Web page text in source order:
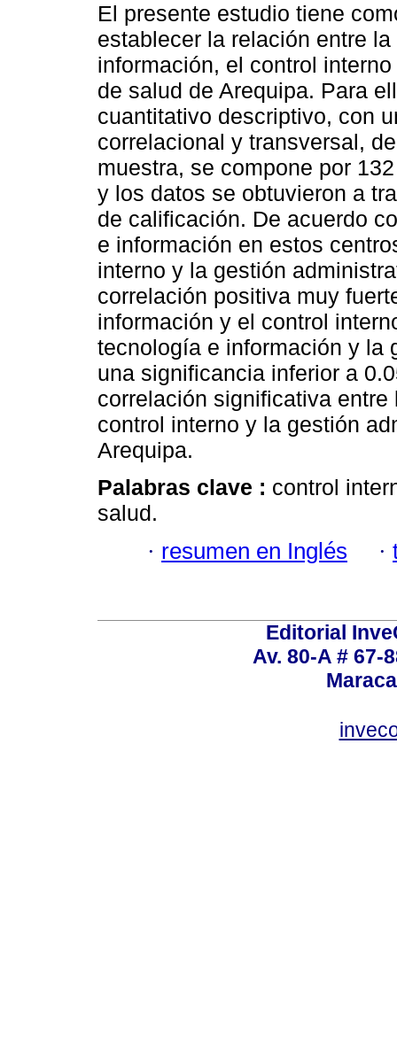
El presente estudio tiene
establecer la relación entre
información, el control
de salud de Arequipa. Para
cuantitativo descriptivo, con
correlacional y transversal,
muestra, se compone por
y los datos se obtuvieron a
de calificación. De acuerdo
e información en estos
interno y la gestión
correlación positiva muy
información y el control
tecnología e información y la
una significancia inferior a
correlación significativa
control interno y la gestión
Arequipa.
Palabras clave : control
salud.
· resumen en Inglés ·
Editorial
Av. 80-A # 67-